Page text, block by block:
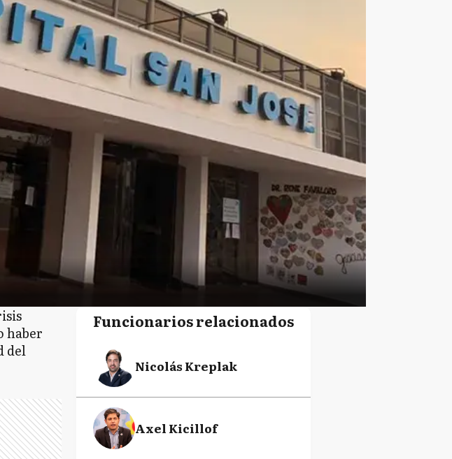
haber
del
Funcionarios relacionados
Nicolás Kreplak
Axel Kicillof